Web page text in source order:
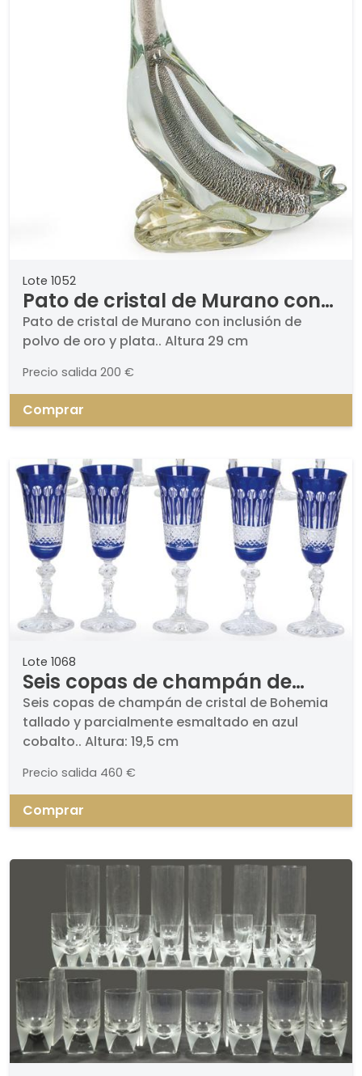
Lote 1052
Pato de cristal de Murano con
inclusión de polvo de oro y
plata.
Pato de cristal de Murano con inclusión de
polvo de oro y plata.. Altura 29 cm
Precio salida 200 €
Comprar
Lote 1068
Seis copas de champán de
cristal de Bohemia tallado y
parcialmente esmaltado en
azul cobalto.
Seis copas de champán de cristal de Bohemia
tallado y parcialmente esmaltado en azul
cobalto.. Altura: 19,5 cm
Precio salida 460 €
Comprar